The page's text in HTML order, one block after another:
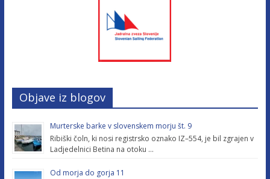
Objave iz blogov
Murterske barke v slovenskem morju št. 9
Ribiški čoln, ki nosi registrsko oznako IZ–554, je bil zgrajen v
Ladjedelnici Betina na otoku …
Od morja do gorja 11